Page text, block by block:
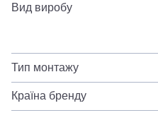
Вид виробу
Тип монтажу
Країна бренду